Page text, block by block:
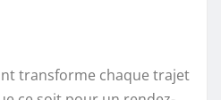
transforme chaque trajet